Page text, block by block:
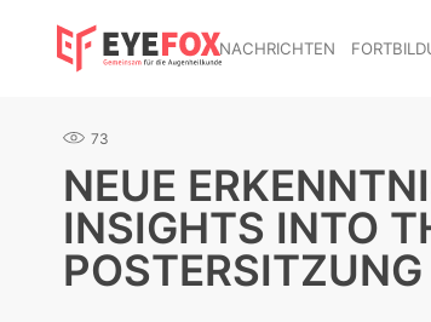
NACHRICHTEN
73
NEUE
INSIGHTS INTO